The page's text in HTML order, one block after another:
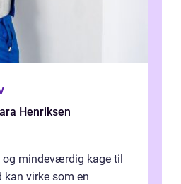
Henriksen
og mindeværdig kage til
virke som en